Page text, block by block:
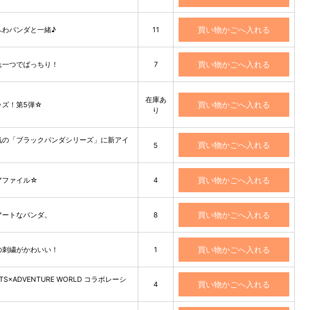
わパンダと一緒♪ 11 買い物かごへ入れる
つでばっちり！ 7 買い物かごへ入れる
ズ！第5弾☆
在庫あ
り
買い物かごへ入れる
「ブラックパンダシリーズ」に新アイ
5 買い物かごへ入れる
ファイル☆ 4 買い物かごへ入れる
トなパンダ。 8 買い物かごへ入れる
繍がかわいい！ 1 買い物かごへ入れる
WORLD コラボレーシ
4 買い物かごへ入れる